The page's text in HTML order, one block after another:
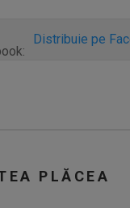
Distribuie pe
PLĂCEA